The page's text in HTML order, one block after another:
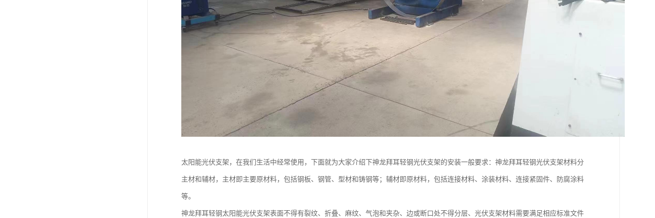
太阳能光伏支架，在我们生活中经常使用，下面就为大家介绍下神龙拜耳轻钢光伏支架的安装一般要求：神龙拜耳轻钢光伏支架材料分
主材和辅材，主材即主要原材料，包括钢板、钢管、型材和铸钢等；辅材即原材料，包括连接材料、涂装材料、连接紧固件、防腐涂料
等。
神龙拜耳轻钢太阳能光伏支架表面不得有裂纹、折叠、麻纹、气泡和夹杂、边或断口处不得分层、光伏支架材料需要满足相应标准文件